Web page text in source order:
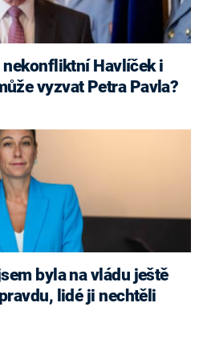
vyzvat Petra Pavla?
byla na vládu ještě
lidé ji nechtěli